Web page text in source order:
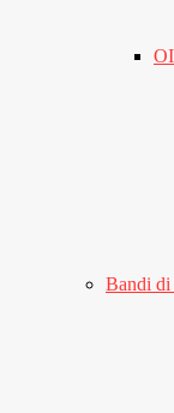
Bandi di